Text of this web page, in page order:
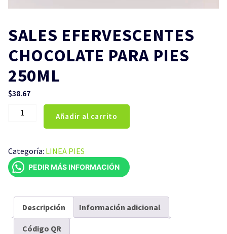
SALES EFERVESCENTES
CHOCOLATE PARA PIES
250ML
$38.67
SALES
EFERVESCENTES
PARA
PIES
250ML
Añadir al carrito
Categoría: LINEA PIES
PEDIR MÁS INFORMACIÓN
Descripción Información adicional
Código QR